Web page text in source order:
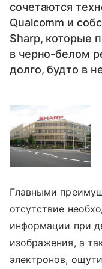
сочетаются
Qualcomm и
Sharp, которые
в черно-белом
долго, будто в
Главными
отсутствие
информации при
изображения, а
электронов,